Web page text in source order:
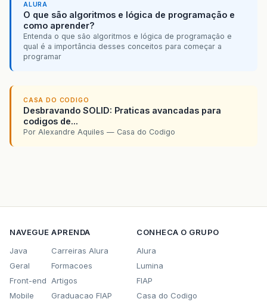
ALURA
O que são algoritmos e lógica de programação e
como aprender?
Entenda o que são algoritmos e lógica de programação e
qual é a importância desses conceitos para começar a
programar
CASA DO CODIGO
Desbravando SOLID: Praticas avancadas para
codigos de...
Por Alexandre Aquiles — Casa do Codigo
NAVEGUE
Java
Geral
Front-end
Mobile
APRENDA
Carreiras Alura
Formacoes
Artigos
Graduacao FIAP
CONHECA O GRUPO
Alura
Lumina
FIAP
Casa do Codigo